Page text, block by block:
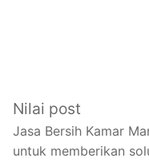
Nilai post
Jasa Bersih Kamar
untuk memberikan